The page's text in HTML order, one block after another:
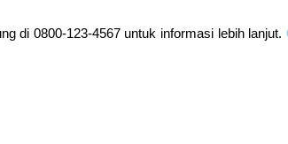
di 0800-123-4567 untuk informasi lebih lanjut.